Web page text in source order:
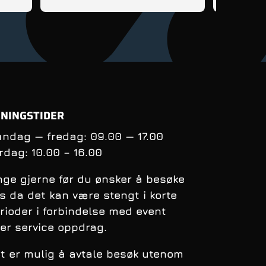
— fredag: 09.00 — 17.00
10.00 – 16.00
gjerne før du ønsker å besøke
da det kan være stengt i korte
i forbindelse med event
service oppdrag.
er mulig å avtale besøk utenom